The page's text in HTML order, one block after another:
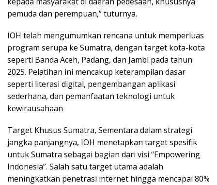
pemuda dan perempuan,” tuturnya.
IOH telah mengumumkan rencana untuk memperluas
program serupa ke Sumatra, dengan target kota-kota
seperti Banda Aceh, Padang, dan Jambi pada tahun
2025. Pelatihan ini mencakup keterampilan dasar
seperti literasi digital, pengembangan aplikasi
sederhana, dan pemanfaatan teknologi untuk
kewirausahaan
Target Khusus Sumatra, Sementara dalam strategi
jangka panjangnya, IOH menetapkan target spesifik
untuk Sumatra sebagai bagian dari visi “Empowering
Indonesia”. Salah satu target utama adalah
meningkatkan penetrasi internet hingga mencapai 80%